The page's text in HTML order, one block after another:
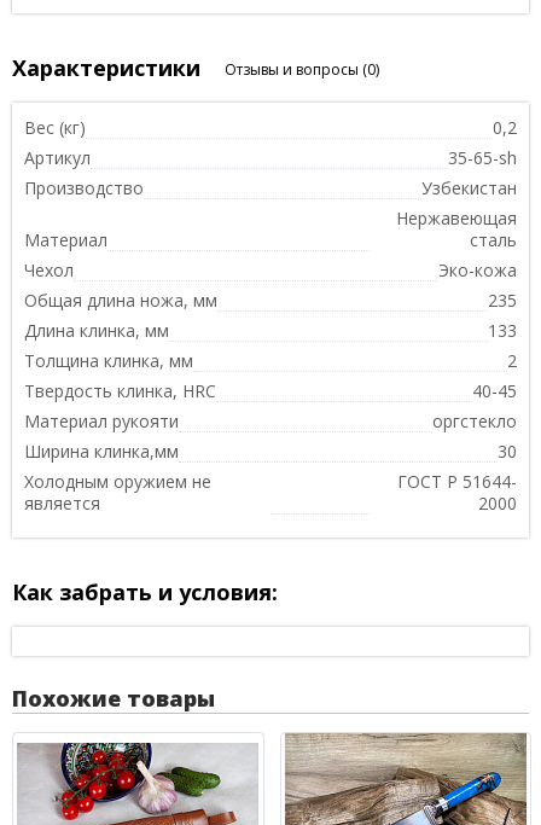
Характеристики Отзывы и вопросы (0)
Вес (кг)
0,2
Артикул
35-65-sh
Производство
Узбекистан
Материал
Нержавеющая
сталь
Чехол
Эко-кожа
Общая длина ножа, мм
235
Длина клинка, мм
133
Толщина клинка, мм
2
Твердость клинка, HRC
40-45
Материал рукояти
оргстекло
Ширина клинка,мм
30
Холодным оружием не
является
ГОСТ Р 51644-
2000
Как забрать и условия:
Похожие товары